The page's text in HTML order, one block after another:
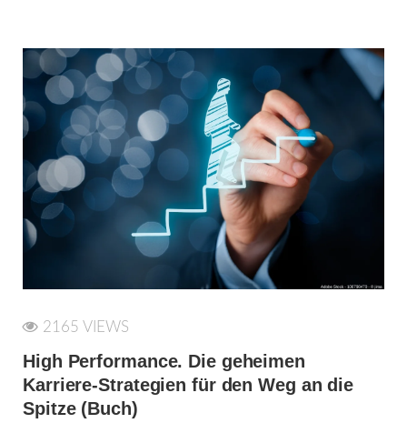
2165 VIEWS
High Performance. Die geheimen
Karriere-Strategien für den Weg an die
Spitze (Buch)